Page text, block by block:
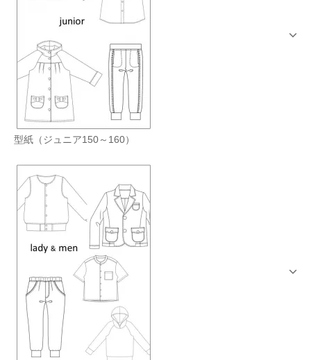
型紙（ジュニア150～160）